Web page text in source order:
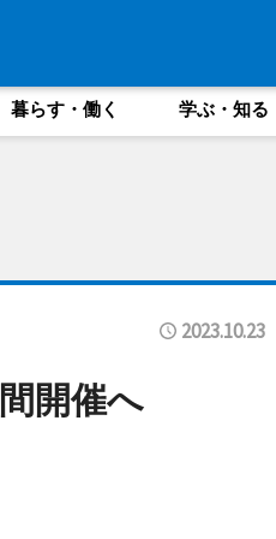
暮らす・働く 学ぶ・知る
2023.10.23
開催へ